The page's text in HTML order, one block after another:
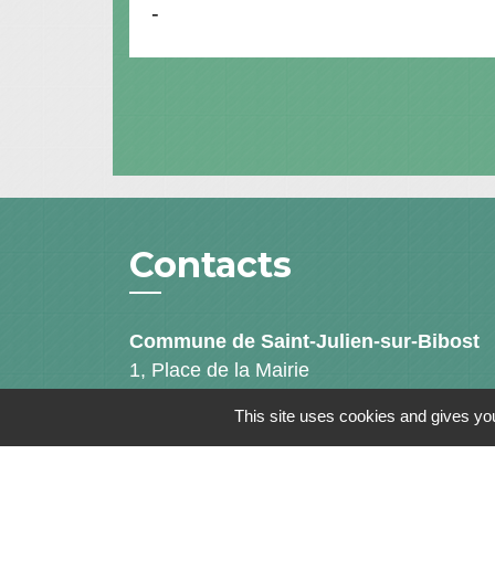
-
Contacts
Commune de Saint-Julien-sur-Bibost
1, Place de la Mairie
+33 4 74 70 72 03
This site uses cookies and gives